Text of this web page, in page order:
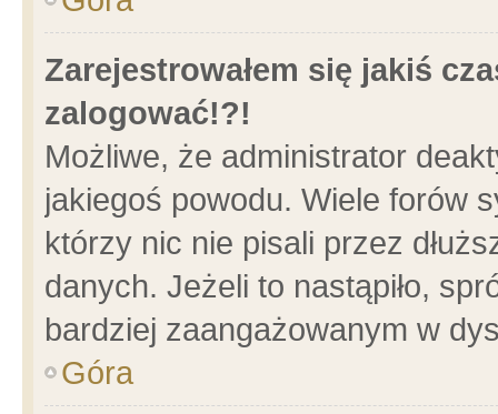
Zarejestrowałem się jakiś
zalogować!?!
Możliwe, że administrator
jakiegoś powodu. Wiele forów
którzy nic nie pisali przez
danych. Jeżeli to nastąpiło,
bardziej zaangażowanym w
Góra